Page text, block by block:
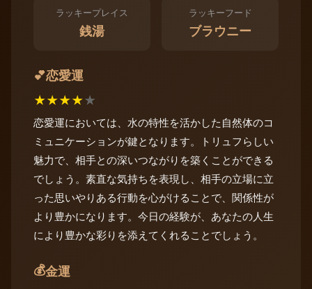
ラッキープレイス
銭湯
ラッキーフード
ブラウニー
💕恋愛運
★★★★★
恋愛運においては、水の特性を活かした自然体のコ
ミュニケーションが鍵となります。トリュフらしい
魅力で、相手との深いつながりを築くことができる
でしょう。素直な気持ちを表現し、相手の立場に立
った思いやりある行動を心がけることで、関係性が
より豊かになります。今日の経験が、あなたの人生
により豊かな彩りを添えてくれることでしょう。
💰金運